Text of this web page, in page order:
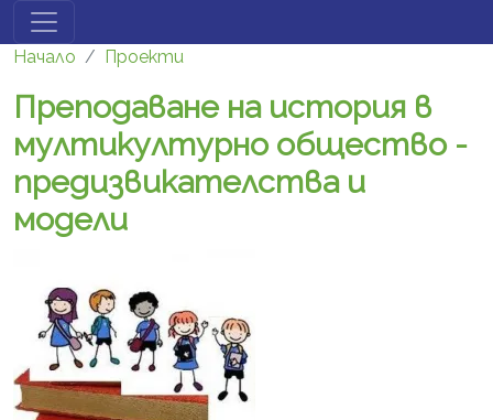
Премини към основното съдържание
Начало Проекти
Преподаване на история в
мултикултурно общество -
предизвикателства и
модели